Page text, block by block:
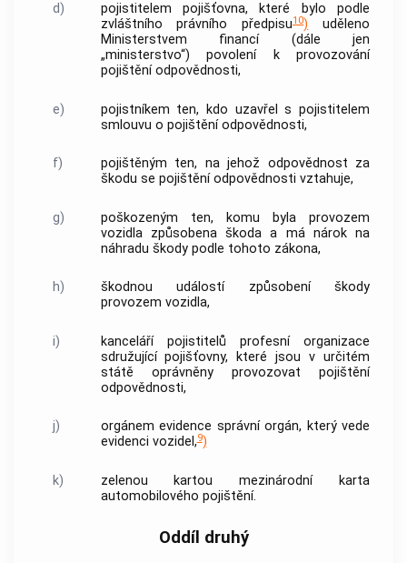
d)
pojistitelem pojišťovna, které bylo podle
zvláštního právního předpisu10) uděleno
Ministerstvem financí (dále jen
„ministerstvo“) povolení k provozování
pojištění odpovědnosti,
e)
pojistníkem ten, kdo uzavřel s pojistitelem
smlouvu o pojištění odpovědnosti,
f)
pojištěným ten, na jehož odpovědnost za
škodu se pojištění odpovědnosti vztahuje,
g)
poškozeným ten, komu byla provozem
vozidla způsobena škoda a má nárok na
náhradu škody podle tohoto zákona,
h)
škodnou událostí způsobení škody
provozem vozidla,
i)
kanceláří pojistitelů profesní organizace
sdružující pojišťovny, které jsou v určitém
státě oprávněny provozovat pojištění
odpovědnosti,
j)
orgánem evidence správní orgán, který vede
evidenci vozidel,9)
k)
zelenou kartou mezinárodní karta
automobilového pojištění.
Oddíl druhý